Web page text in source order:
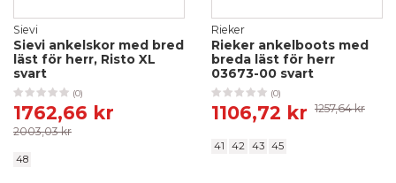
Sievi
Sievi ankelskor med bred
läst för herr, Risto XL
svart
(0)
1762,66 kr
2003,03 kr
48
Rieker
Rieker ankelboots med
breda läst för herr
03673-00 svart
(0)
1106,72 kr 1257,64 kr
41 42 43 45